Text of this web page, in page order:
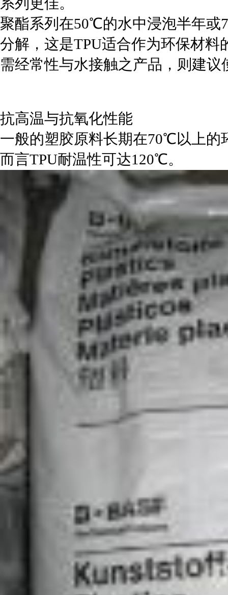
聚酯系列在50℃的水中浸泡半年
分解，这是TPU适合作为环保材料
需经常性与水接触之产品，则建议
抗高温与抗氧化性能
一般的塑胶原料长期在70℃以上的
而言TPU耐温性可达120℃。